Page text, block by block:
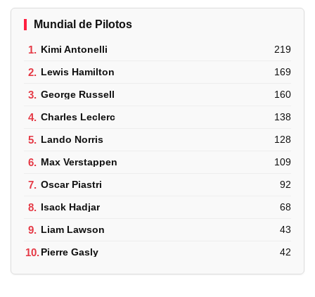
Mundial de Pilotos
1. Kimi Antonelli 219
2. Lewis Hamilton 169
3. George Russell 160
4. Charles Leclerc 138
5. Lando Norris 128
6. Max Verstappen 109
7. Oscar Piastri 92
8. Isack Hadjar 68
9. Liam Lawson 43
10.Pierre Gasly 42